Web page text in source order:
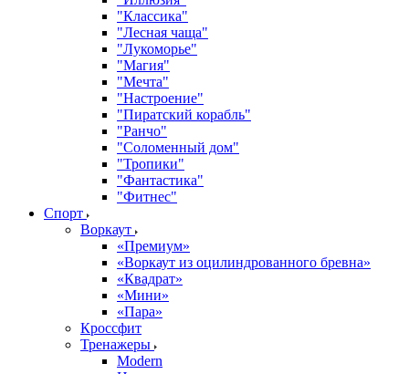
"Классика"
"Лесная чаща"
"Лукоморье"
"Магия"
"Мечта"
"Настроение"
"Пиратский корабль"
"Ранчо"
"Соломенный дом"
"Тропики"
"Фантастика"
"Фитнес"
Спорт
Воркаут
«Премиум»
«Воркаут из оцилиндрованного бревна»
«Квадрат»
«Мини»
«Пара»
Кроссфит
Тренажеры
Modern